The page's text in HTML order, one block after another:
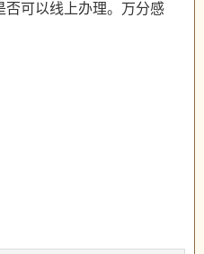
否可以线上办理。万分感